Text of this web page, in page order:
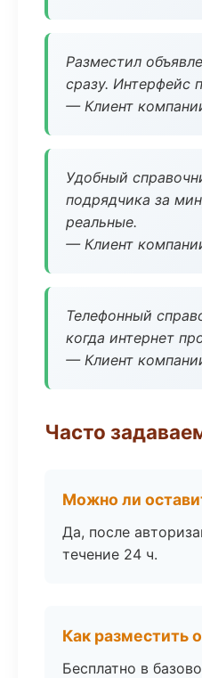
Разместил
сразу. Интерфейс
— Клиент
Удобный
подрядчика за
реальные.
— Клиент
Телефонный
когда интернет
— Клиент
Часто
Можно ли
Да, после
течение 24 ч.
Как разместить
Бесплатно в